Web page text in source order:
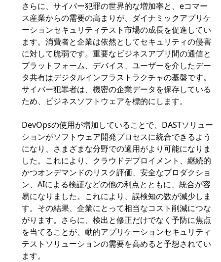
さらに、サイバー犯罪の世界的な増加率と、eコマー
ス産業からの需要の高まりが、ダイナミックアプリケ
ーションセキュリティテスト市場の成長を促進してい
ます。消費者と企業は依然としてセキュリティの侵害
に対して脆弱です。重要なビジネスアプリ間の通信と
プラットフォーム、デバイス、ユーザーを介したデー
タ共有はデジタルインフラストラクチャの基盤です。
サイバー犯罪者は、機密の企業データを保存している
ため、ビジネスソフトウェアを標的にします。
DevOpsの使用が増加していることで、DASTソリュー
ションがソフトウェア開発プロセスに統合できるよう
になり、さまざまな分野での適用がより可能になりま
した。これにより、クラウドデプロイメント、継続的
かつオンデマンドのリスク評価、安全なプロダクショ
ン、AIによる検証などの他の利点とともに、統合が容
易になりました。これにより、誤検知の数が減少しま
す。その結果、企業にとって相当なコスト削減につな
がります。さらに、検出と修正だけでなく予防に焦点
を当てることが、動的アプリケーションセキュリティ
テストソリューションの需要を高めると予想されてい
ます。